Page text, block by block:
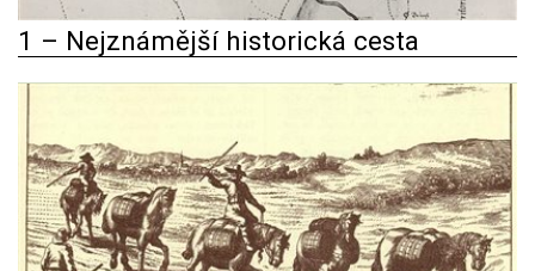
1 – Nejznámější historická cesta